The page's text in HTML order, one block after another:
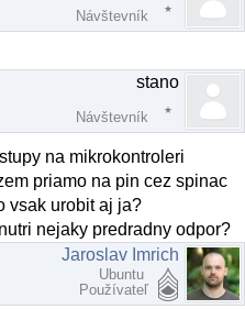
Návštevník
stano
Návštevník
na mikrokontroleri
priamo na pin cez spinac
vsak urobit aj ja?
nejaky predradny odpor?
Jaroslav Imrich
Ubuntu
Používateľ